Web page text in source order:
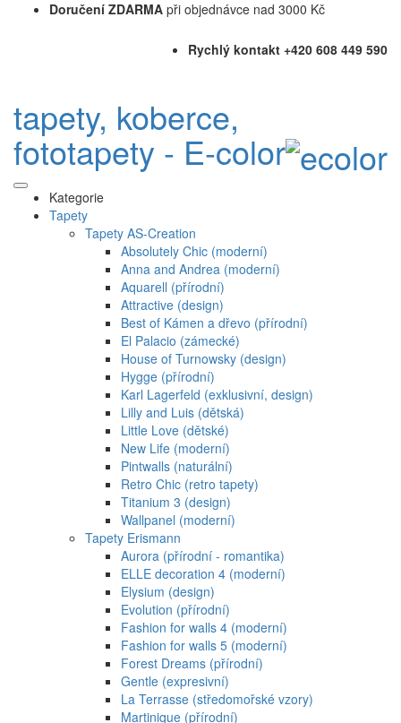
Doručení ZDARMA při objednávce nad 3000 Kč
Rychlý kontakt +420 608 449 590
tapety, koberce,
fototapety - E-color
Kategorie
Tapety
Tapety AS-Creation
Absolutely Chic (moderní)
Anna and Andrea (moderní)
Aquarell (přírodní)
Attractive (design)
Best of Kámen a dřevo (přírodní)
El Palacio (zámecké)
House of Turnowsky (design)
Hygge (přírodní)
Karl Lagerfeld (exklusivní, design)
Lilly and Luis (dětská)
Little Love (dětské)
New Life (moderní)
Pintwalls (naturální)
Retro Chic (retro tapety)
Titanium 3 (design)
Wallpanel (moderní)
Tapety Erismann
Aurora (přírodní - romantika)
ELLE decoration 4 (moderní)
Elysium (design)
Evolution (přírodní)
Fashion for walls 4 (moderní)
Fashion for walls 5 (moderní)
Forest Dreams (přírodní)
Gentle (expresivní)
La Terrasse (středomořské vzory)
Martinique (přírodní)